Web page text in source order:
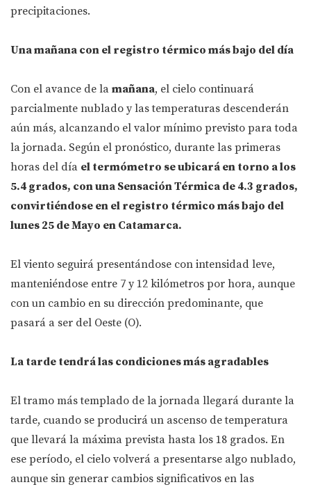
precipitaciones.
Una mañana con el registro térmico más bajo del día
Con el avance de la mañana, el cielo continuará
parcialmente nublado y las temperaturas descenderán
aún más, alcanzando el valor mínimo previsto para toda
la jornada. Según el pronóstico, durante las primeras
horas del día el termómetro se ubicará en torno a los
5.4 grados, con una Sensación Térmica de 4.3 grados,
convirtiéndose en el registro térmico más bajo del
lunes 25 de Mayo en Catamarca.
El viento seguirá presentándose con intensidad leve,
manteniéndose entre 7 y 12 kilómetros por hora, aunque
con un cambio en su dirección predominante, que
pasará a ser del Oeste (O).
La tarde tendrá las condiciones más agradables
El tramo más templado de la jornada llegará durante la
tarde, cuando se producirá un ascenso de temperatura
que llevará la máxima prevista hasta los 18 grados. En
ese período, el cielo volverá a presentarse algo nublado,
aunque sin generar cambios significativos en las